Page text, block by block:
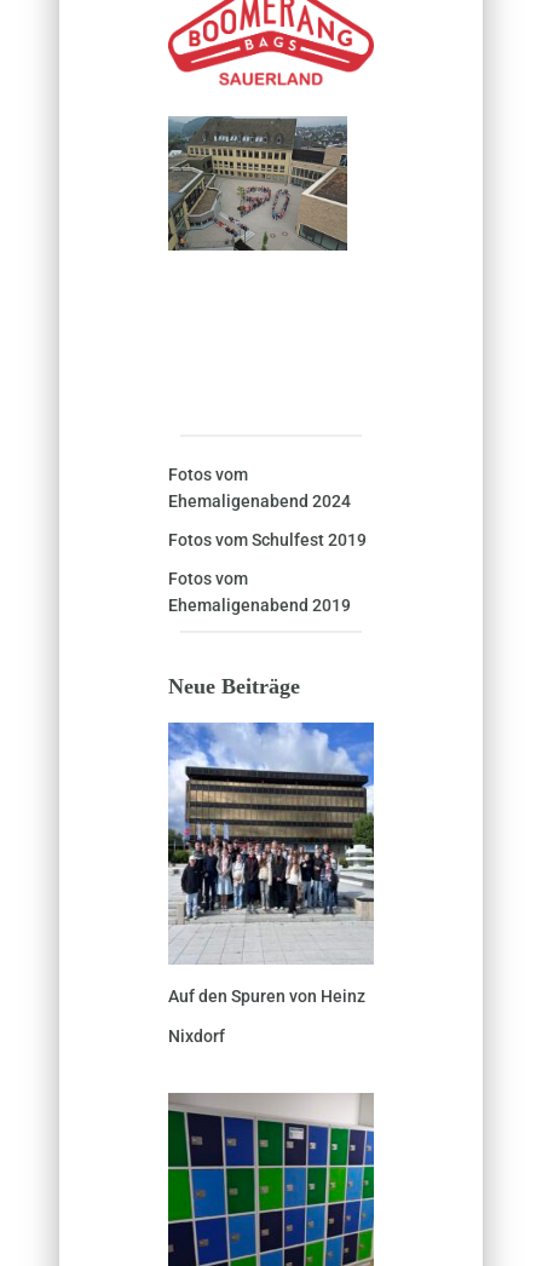
Fotos vom
Ehemaligenabend 2024
Fotos vom Schulfest 2019
Fotos vom
Ehemaligenabend 2019
Neue Beiträge
Auf den Spuren von Heinz
Nixdorf